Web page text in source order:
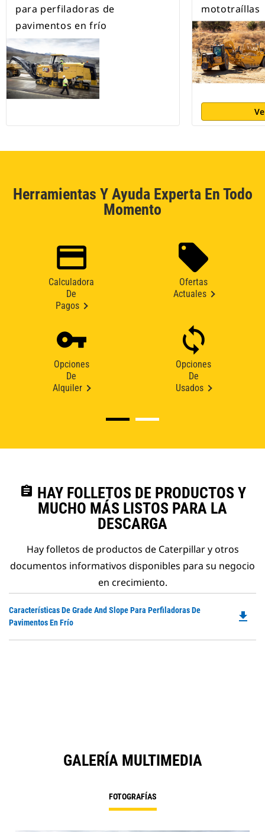
para perfiladoras de
pavimentos en frío
mototraíllas
Herramientas Y Ayuda Experta En Todo
Momento
Calculadora
De
Pagos
Ofertas
Actuales
Opciones
De
Alquiler
Opciones
De
Usados
assignment HAY FOLLETOS DE PRODUCTOS Y
MUCHO MÁS LISTOS PARA LA
DESCARGA
Hay folletos de productos de Caterpillar y otros
documentos informativos disponibles para su negocio
en crecimiento.
Características De Grade And Slope Para Perfiladoras De
Pavimentos En Frío
file_download
GALERÍA MULTIMEDIA
FOTOGRAFÍAS